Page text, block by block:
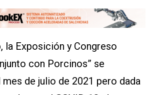
la Exposición y Congreso
con Porcinos” se
de julio de 2021 pero dada